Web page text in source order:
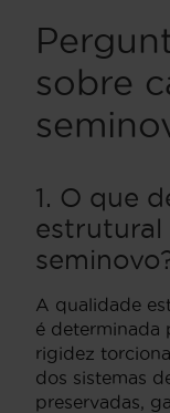
sobre
1. O que
estrutural
A qualidade
é determinada
rigidez
dos sistemas
preservadas,